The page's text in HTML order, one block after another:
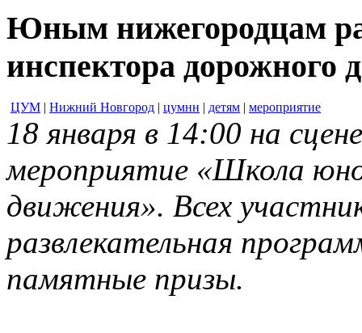
Юным нижегородцам
инспектора
ЦУМ | Нижний Новгород | цумнн | детям | мероприятие
18 января в 14:00 на
мероприятие «Школа
движения». Всех
развлекательная
памятные призы.